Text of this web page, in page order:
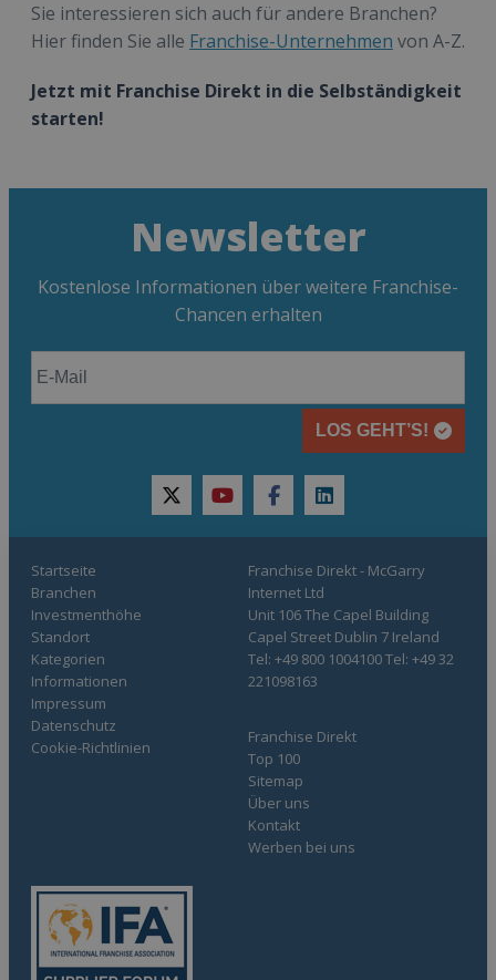
Sie interessieren sich auch für andere Branchen?
Hier finden Sie alle Franchise-Unternehmen von A-Z.
Jetzt mit Franchise Direkt in die Selbständigkeit
starten!
Newsletter
Kostenlose Informationen über weitere Franchise-
Chancen erhalten
LOS GEHT’S!
twitteryoutubefacebooklinkedin
Startseite
Branchen
Investmenthöhe
Standort
Kategorien
Informationen
Franchise Direkt
Top 100
Sitemap
Über uns
Kontakt
Werben bei uns
Impressum
Datenschutz
Cookie-Richtlinien
Franchise Direkt - McGarry
Internet Ltd
Unit 106 The Capel Building
Capel Street Dublin 7 Ireland
Tel: +49 800 1004100 Tel: +49 32
221098163